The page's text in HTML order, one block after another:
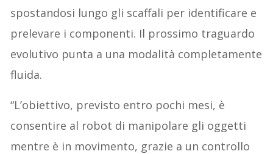
spostandosi lungo gli scaffali per identificare e
prelevare i componenti. Il prossimo traguardo
evolutivo punta a una modalità completamente
fluida.
“L’obiettivo, previsto entro pochi mesi, è
consentire al robot di manipolare gli oggetti
mentre è in movimento, grazie a un controllo